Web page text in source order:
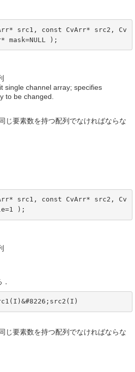
src1, const CvArr* src2, Cv
);
single channel array; specifies
to be changed.
じ要素数を持つ配列でなければならな
src1, const CvArr* src2, Cv
);
じ要素数を持つ配列でなければならな